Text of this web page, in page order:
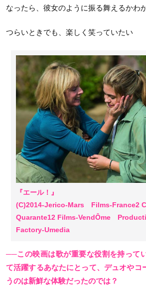
なったら、彼女のように振る舞えるかわ
つらいときでも、楽しく笑っていたい
『エール！』
(C)2014-Jerico-Mars Films-France2
Quarante12 Films-VendÔme
Factory-Umedia
──この映画は歌が重要な役割を持って
て活躍するあなたにとって、デュオやコ
うのは新鮮な体験だったのでは？